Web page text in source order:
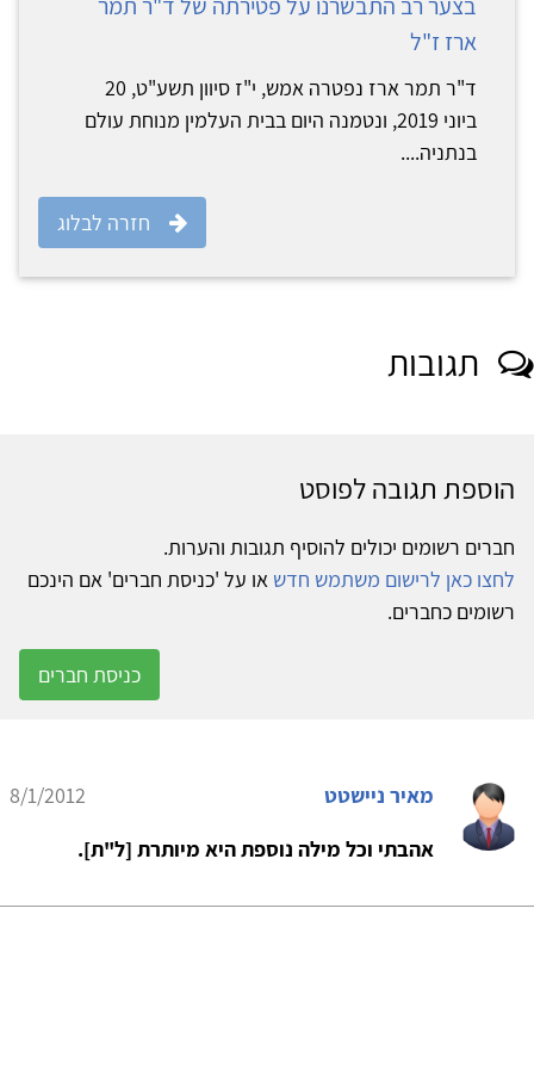
ארז ז"ל
ד"ר תמר ארז נפטרה אמש, י"ז סיוון תשע"ט, 20
ביוני 2019, ונטמנה היום בבית העלמין מנוחת עולם
בנתניה....
חזרה לבלוג
תגובות
הוספת תגובה לפוסט
חברים רשומים יכולים להוסיף תגובות והערות.
לחצו כאן לרישום משתמש חדש או על 'כניסת חברים' אם הינכם
רשומים כחברים.
כניסת חברים
מאיר ניישטט
8/1/2012
אהבתי וכל מילה נוספת היא מיותרת [ל"ת].